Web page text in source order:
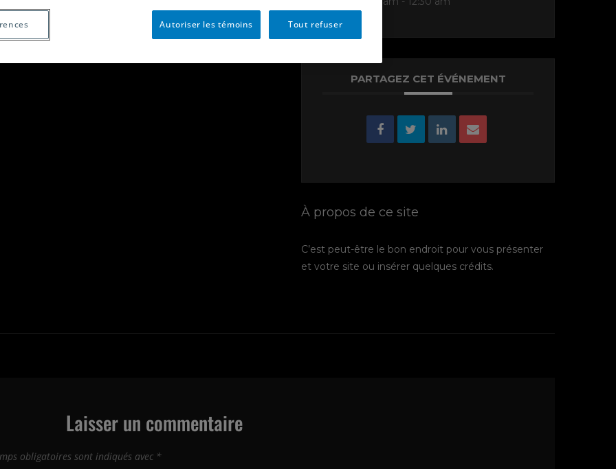
+ iCal / Outlook export
PARTAGEZ CET ÉVÉNEMENT
À propos de ce site
C’est peut-être le bon endroit pour vous présenter
et votre site ou insérer quelques crédits.
Laisser un commentaire
obligatoires sont indiqués avec *
Tout refuser
Autoriser les témoins